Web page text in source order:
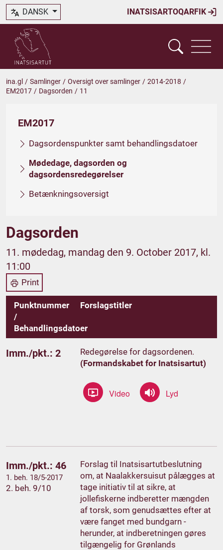
INATSISARTOQARFIK
DANSK
ina.gl / Samlinger / Oversigt over samlinger / 2014-2018 /
EM2017 / Dagsorden / 11
EM2017
Dagsordenspunkter samt behandlingsdatoer
Mødedage, dagsorden og
dagsordensredegørelser
Betænkningsoversigt
Dagsorden
11. mødedag, mandag den 9. October 2017, kl.
11:00
Print
Punktnummer
/
Behandlingsdatoer
Forslagstitler
Imm./pkt.: 2
Redegørelse for dagsordenen.
(Formandskabet for Inatsisartut)
Imm./pkt.: 46
1. beh. 18/5-2017
2. beh. 9/10
Forslag til Inatsisartutbeslutning
om, at Naalakkersuisut pålægges at
tage initiativ til at sikre, at
jollefiskerne indberetter mængden
af torsk, som genudsættes efter at
være fanget med bundgarn -
herunder, at indberetningen gøres
tilgængelig for Grønlands